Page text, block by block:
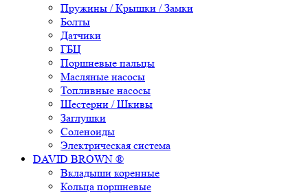
Пружины / Крышки / Замки
Болты
Датчики
ГБЦ
Поршневые пальцы
Масляные насосы
Топливные насосы
Шестерни / Шкивы
Заглушки
Соленоиды
Электрическая система
DAVID BROWN ®
Вкладыши коренные
Кольца поршневые